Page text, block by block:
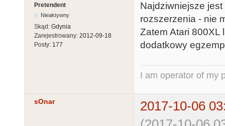
Pretendent
Nieaktywny
Skąd: Gdynia
Zarejestrowany: 2012-09-18
Posty: 177
Najdziwniejsze
rozszerzenia - nie
Zatem Atari 800XL
dodatkowy
I am operator of my
sOnar
2017-10-06